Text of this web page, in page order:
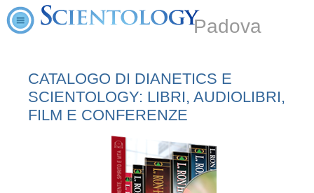
Padova
CATALOGO DI DIANETICS E
SCIENTOLOGY: LIBRI, AUDIOLIBRI,
FILM E CONFERENZE